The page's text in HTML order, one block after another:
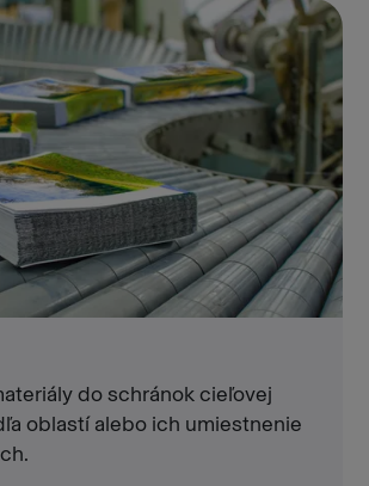
do schránok cieľovej
oblastí alebo ich umiestnenie